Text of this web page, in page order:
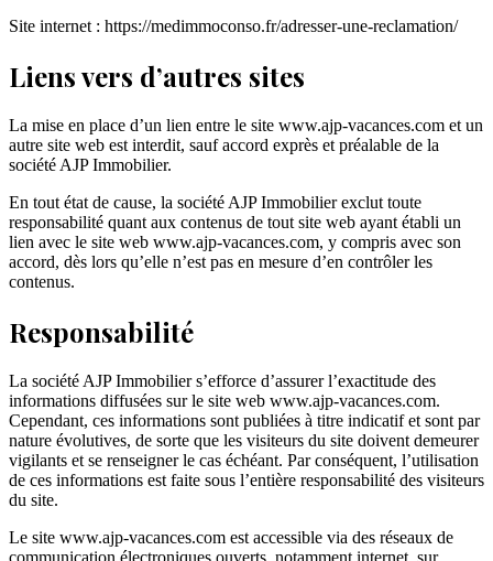
Site internet : https://medimmoconso.fr/adresser-une-reclamation/
Liens vers d’autres sites
La mise en place d’un lien entre le site www.ajp-vacances.com et un
autre site web est interdit, sauf accord exprès et préalable de la
société AJP Immobilier.
En tout état de cause, la société AJP Immobilier exclut toute
responsabilité quant aux contenus de tout site web ayant établi un
lien avec le site web www.ajp-vacances.com, y compris avec son
accord, dès lors qu’elle n’est pas en mesure d’en contrôler les
contenus.
Responsabilité
La société AJP Immobilier s’efforce d’assurer l’exactitude des
informations diffusées sur le site web www.ajp-vacances.com.
Cependant, ces informations sont publiées à titre indicatif et sont par
nature évolutives, de sorte que les visiteurs du site doivent demeurer
vigilants et se renseigner le cas échéant. Par conséquent, l’utilisation
de ces informations est faite sous l’entière responsabilité des visiteurs
du site.
Le site www.ajp-vacances.com est accessible via des réseaux de
communication électroniques ouverts, notamment internet, sur